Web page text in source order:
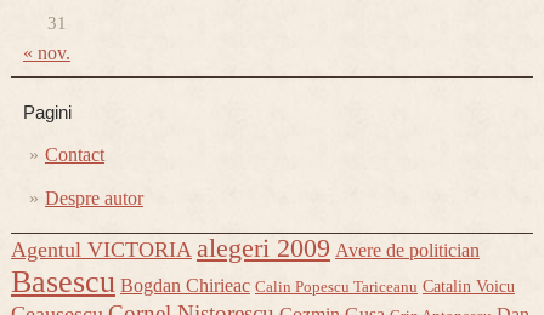
31
« nov.
Pagini
Contact
Despre autor
Agentul VICTORIA alegeri 2009 Avere de politician
Basescu Bogdan Chirieac Calin Popescu Tariceanu Catalin Voicu